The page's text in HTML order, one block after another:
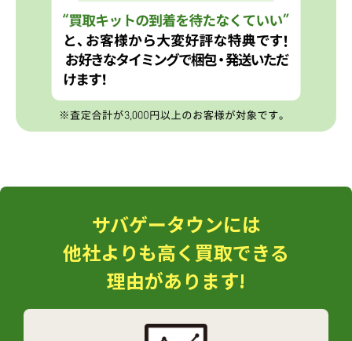
サバゲータウンには
他社よりも高く買取できる
理由があります!